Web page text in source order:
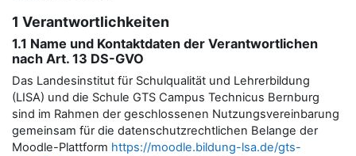
1 Verantwortlichkeiten
1.1 Name und Kontaktdaten der Verantwortlichen
nach Art. 13 DS-GVO
Das Landesinstitut für Schulqualität und Lehrerbildung
(LISA) und die Schule GTS Campus Technicus Bernburg
sind im Rahmen der geschlossenen Nutzungsvereinbarung
gemeinsam für die datenschutzrechtlichen Belange der
Moodle-Plattform https://moodle.bildung-lsa.de/gts-